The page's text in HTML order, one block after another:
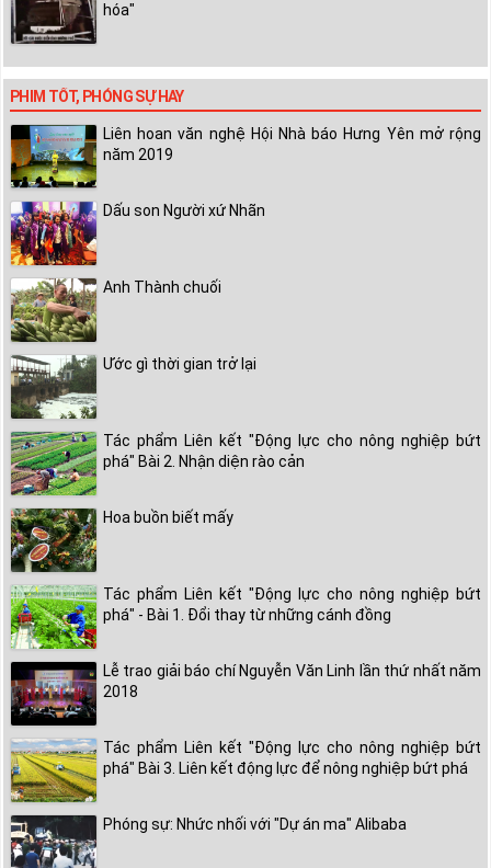
hóa"
PHIM TỐT, PHÓNG SỰ HAY
Liên hoan văn nghệ Hội Nhà báo Hưng Yên mở rộng
năm 2019
Dấu son Người xứ Nhãn
Anh Thành chuối
Ước gì thời gian trở lại
Tác phẩm Liên kết "Động lực cho nông nghiệp bứt
phá" Bài 2. Nhận diện rào cản
Hoa buồn biết mấy
Tác phẩm Liên kết "Động lực cho nông nghiệp bứt
phá" - Bài 1. Đổi thay từ những cánh đồng
Lễ trao giải báo chí Nguyễn Văn Linh lần thứ nhất năm
2018
Tác phẩm Liên kết "Động lực cho nông nghiệp bứt
phá" Bài 3. Liên kết động lực để nông nghiệp bứt phá
Phóng sự: Nhức nhối với "Dự án ma" Alibaba